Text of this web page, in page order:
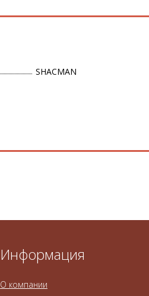
SHACMAN
Информация
О компании